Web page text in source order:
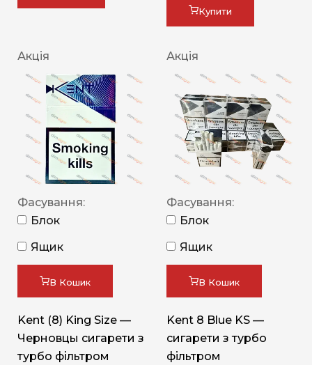
Купити
Акція
Фасування:
Блок
Ящик
В Кошик
Kent (8) King Size —
Черновцы сигарети з
турбо фільтром
Акція
Фасування:
Блок
Ящик
В Кошик
Kent 8 Blue KS —
сигарети з турбо
фільтром